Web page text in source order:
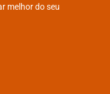
melhor do seu